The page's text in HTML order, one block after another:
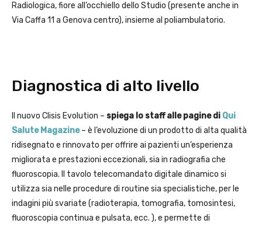
Radiologica, fiore all’occhiello dello Studio (presente anche in
Via Caffa 11 a Genova centro), insieme al poliambulatorio.
Diagnostica di alto livello
Il nuovo Clisis Evolution – spiega lo staff alle pagine di Qui
Salute Magazine– è l’evoluzione di un prodotto di alta qualità
ridisegnato e rinnovato per offrire ai pazienti un’esperienza
migliorata e prestazioni eccezionali, sia in radiografia che
fluoroscopia. Il tavolo telecomandato digitale dinamico si
utilizza sia nelle procedure di routine sia specialistiche, per le
indagini più svariate (radioterapia, tomografia, tomosintesi,
fluoroscopia continua e pulsata, ecc. ), e permette di